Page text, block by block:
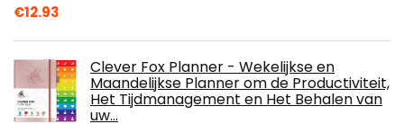
€12.93
Clever Fox Planner - Wekelijkse en
Maandelijkse Planner om de Productiviteit,
Het Tijdmanagement en Het Behalen van
uw…